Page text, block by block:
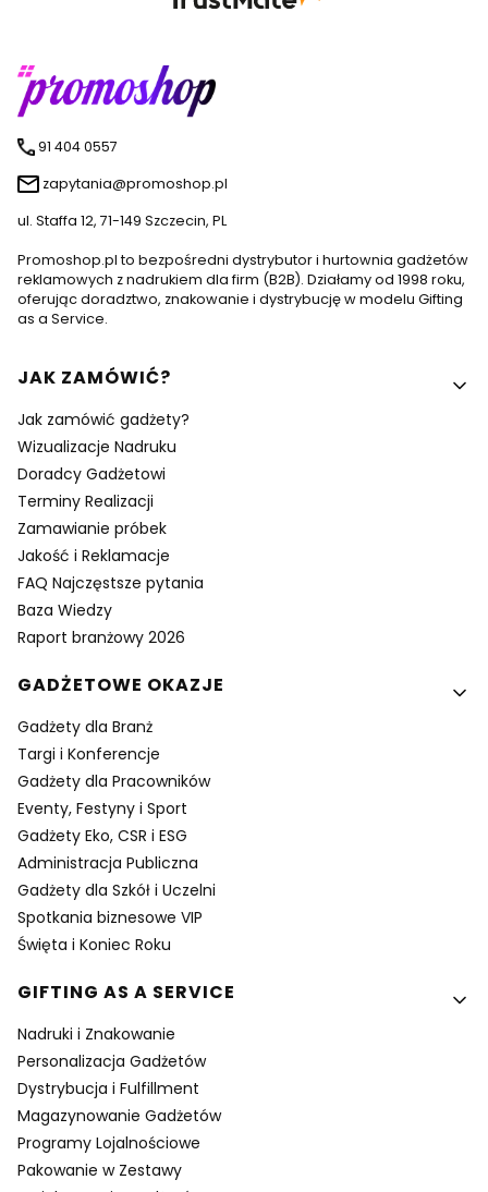
91 404 0557
zapytania@promoshop.pl
ul. Staffa 12, 71-149 Szczecin, PL
Promoshop.pl to bezpośredni dystrybutor i hurtownia gadżetów
reklamowych z nadrukiem dla firm (B2B). Działamy od 1998 roku,
oferując doradztwo, znakowanie i dystrybucję w modelu Gifting
as a Service.
Linki w stopce
JAK ZAMÓWIĆ?
Jak zamówić gadżety?
Wizualizacje Nadruku
Doradcy Gadżetowi
Terminy Realizacji
Zamawianie próbek
Jakość i Reklamacje
FAQ Najczęstsze pytania
Baza Wiedzy
Raport branżowy 2026
GADŻETOWE OKAZJE
Gadżety dla Branż
Targi i Konferencje
Gadżety dla Pracowników
Eventy, Festyny i Sport
Gadżety Eko, CSR i ESG
Administracja Publiczna
Gadżety dla Szkół i Uczelni
Spotkania biznesowe VIP
Święta i Koniec Roku
GIFTING AS A SERVICE
Nadruki i Znakowanie
Personalizacja Gadżetów
Dystrybucja i Fulfillment
Magazynowanie Gadżetów
Programy Lojalnościowe
Pakowanie w Zestawy